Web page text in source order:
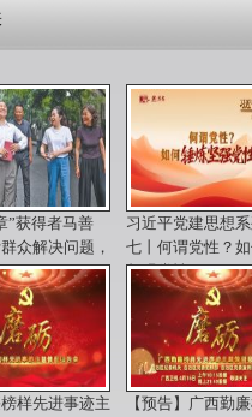
”获得者马善
众解决问题，
习近平党建思想
七丨何谓党性？
坚强党性？
样先进事迹主
【预告】广西勤